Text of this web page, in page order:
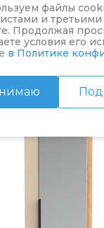
файлы
и
Продолжая
условия его
в Политике